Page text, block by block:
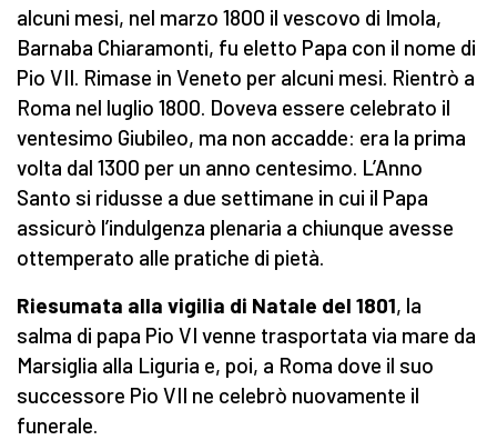
alcuni mesi, nel marzo 1800 il vescovo di Imola,
Barnaba Chiaramonti, fu eletto Papa con il nome di
Pio VII. Rimase in Veneto per alcuni mesi. Rientrò a
Roma nel luglio 1800. Doveva essere celebrato il
ventesimo Giubileo, ma non accadde: era la prima
volta dal 1300 per un anno centesimo. L’Anno
Santo si ridusse a due settimane in cui il Papa
assicurò l’indulgenza plenaria a chiunque avesse
ottemperato alle pratiche di pietà.
Riesumata alla vigilia di Natale del 1801, la
salma di papa Pio VI venne trasportata via mare da
Marsiglia alla Liguria e, poi, a Roma dove il suo
successore Pio VII ne celebrò nuovamente il
funerale.